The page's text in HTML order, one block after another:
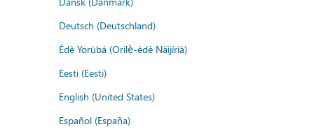
Deutsch (Deutschland)
Èdè Yorùbá (Orilẹ̀-èdè Nàìjíríà)
Eesti (Eesti)
English (United States)
Español (España)